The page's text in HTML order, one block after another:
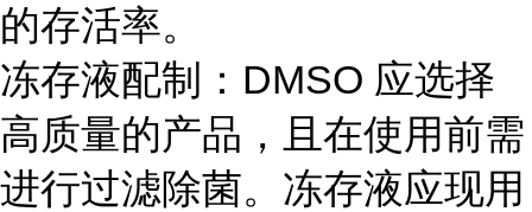
的存活率。
冻存液配制：DMSO 应选择
高质量的产品，且在使用前需
进行过滤除菌。冻存液应现用